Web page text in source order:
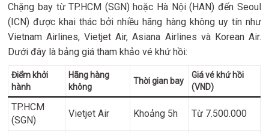
Chặng bay từ TP.HCM (SGN) hoặc Hà Nội (HAN) đến Seoul
(ICN) được khai thác bởi nhiều hãng hàng không uy tín như
Vietnam Airlines, Vietjet Air, Asiana Airlines và Korean Air.
Dưới đây là bảng giá tham khảo vé khứ hồi:
Điểm khởi
hành
Hãng hàng
không
Thời gian bay
Giá vé khứ hồi
(VND)
TP.HCM
(SGN)
Vietjet Air Khoảng 5h Từ 7.500.000